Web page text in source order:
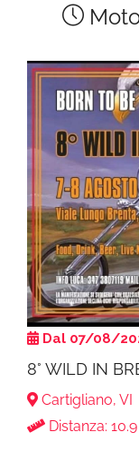
Dal 07/08/
8° WILD IN
Cartigliano, VI
Distanza: